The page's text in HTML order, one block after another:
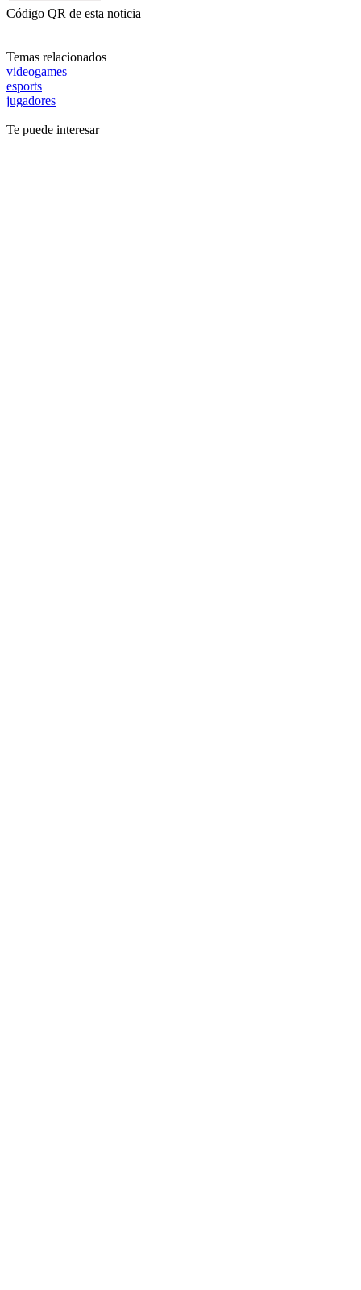
Código QR de esta noticia
Temas relacionados
videogames
esports
jugadores
Te puede interesar